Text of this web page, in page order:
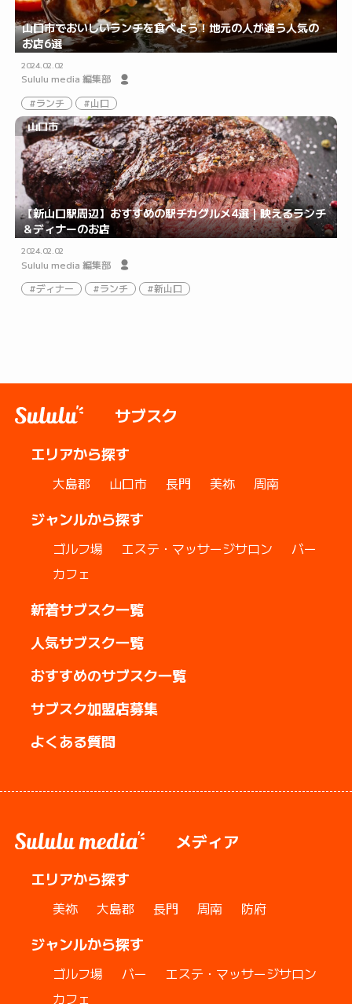
山口市でおいしいランチを食べよう！地元の人が通う人気の
お店6選
2024.02.02
Sululu media 編集部
ランチ
山口
山口市
【新山口駅周辺】おすすめの駅チカグルメ4選｜映えるランチ
＆ディナーのお店
2024.02.02
Sululu media 編集部
ディナー
ランチ 新山口
サブスク
エリアから探す
大島郡 山口市 長門 美祢 周南
ジャンルから探す
ゴルフ場 エステ・マッサージサロン
バー
カフェ
新着サブスク一覧
人気サブスク一覧
おすすめのサブスク一覧
サブスク加盟店募集
よくある質問
メディア
エリアから探す
美祢 大島郡 長門 周南 防府
ジャンルから探す
ゴルフ場 バー
エステ・マッサージサロン
カフェ